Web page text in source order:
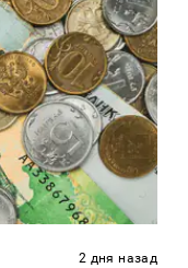
2 дня назад